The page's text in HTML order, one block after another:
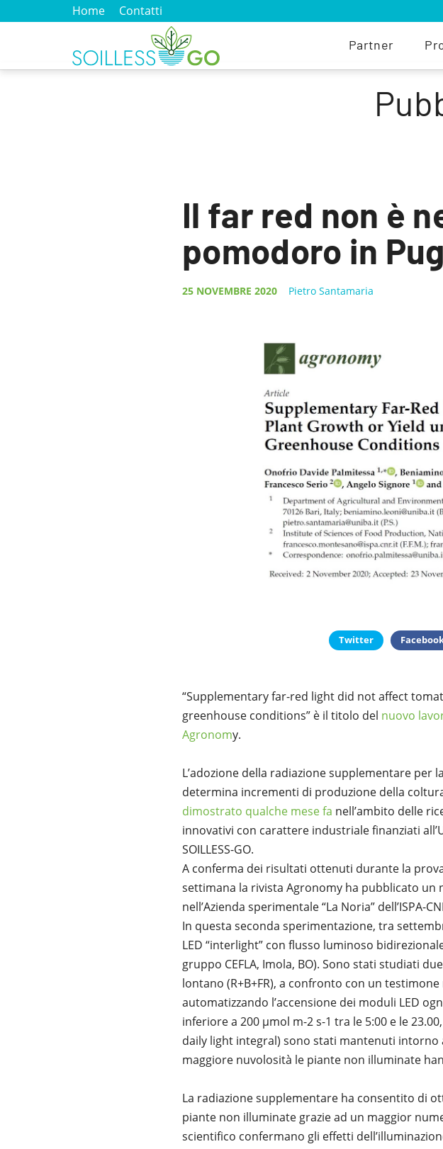
Home Contatti
Partner
Il far red non è
pomodoro in
25 NOVEMBRE 2020 Pietro Santamaria
Twitter
“Supplementary far-red light did not affect
greenhouse conditions” è il titolo del nuovo
Agronomy.
L’adozione della radiazione supplementare
determina incrementi di produzione della
dimostrato qualche mese fa nell’ambito delle
innovativi con carattere industriale finanziati
SOILLESS-GO.
A conferma dei risultati ottenuti durante la
settimana la rivista Agronomy ha pubblicato
nell’Azienda sperimentale “La Noria” dell’ISPA-
In questa seconda sperimentazione, tra
LED “interlight” con flusso luminoso
gruppo CEFLA, Imola, BO). Sono stati studiati
lontano (R+B+FR), a confronto con un
automatizzando l’accensione dei moduli LED
inferiore a 200 µmol m-2 s-1 tra le 5:00 e le
daily light integral) sono stati mantenuti intorno
maggiore nuvolosità le piante non illuminate
La radiazione supplementare ha consentito di
piante non illuminate grazie ad un maggior
scientifico confermano gli effetti